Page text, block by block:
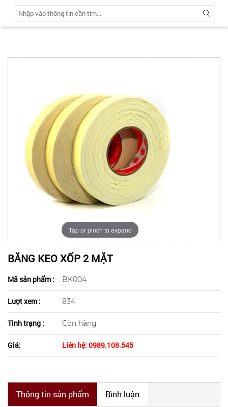
Tap or pinch to expand
BĂNG KEO XỐP 2 MẶT
Mã sản phẩm : BK004
Lượt xem : 834
Tình trạng : Còn hàng
Giá: Liên hệ: 0989.108.545
Thông tin sản phẩm Bình luận